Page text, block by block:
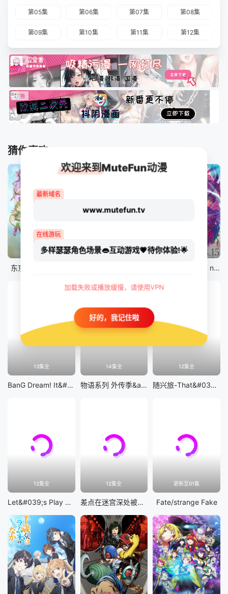
第05集 第06集 第07集 第08集
第09集 第10集 第11集 第12集
猜你喜欢
12集全
东京猫猫 NEW～♡
12集全 剧场版
剧场版 Fate/stay night [Heaven&#039;s Feel] III.spring song
13集全
BanG Dream! It&#039;s MyGO!!!!!
14集全
物语系列 外传季&amp;怪物季
12集全
随兴旅-That&#039;s Journey-
12集全
Let&#039;s Play 充满挑战的人生
12集全
差点在迷宫深处被信任的伙伴杀掉，但靠着天赐技能「无限扭蛋」获得等级9999的伙伴，我要向前队友和世界展开复仇&amp;「给他们好看！」
更新至01集
Fate/strange Fake
欢迎来到MuteFun动漫
最新域名
www.mutefun.tv
在线游玩
多样瑟瑟角色场景👄互动游戏💗待你体验!🌟
加载失败或播放缓慢，请使用VPN
好的，我记住啦